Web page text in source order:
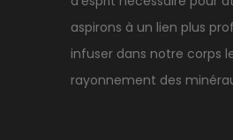
aspirons à un lien plus
infuser dans notre corps
rayonnement des